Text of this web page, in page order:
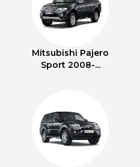
Mitsubishi Pajero
Sport 2008-...